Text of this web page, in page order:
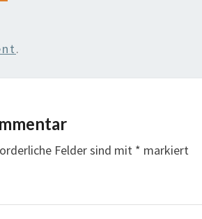
.
Felder sind mit * markiert